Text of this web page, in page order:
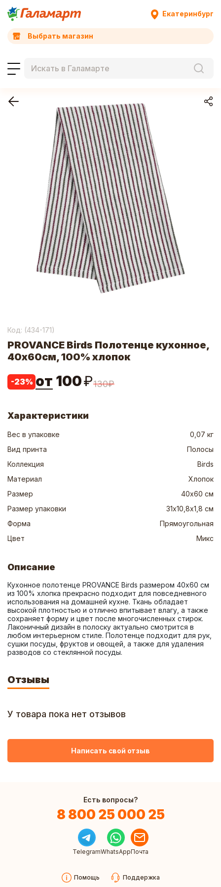
Екатеринбург
Выбрать магазин
Код: (434-171)
PROVANCE Birds Полотенце кухонное,
40х60см, 100% хлопок
-23% от 100₽130₽
Характеристики
Вес в упаковке
0,07 кг
Вид принта
Полосы
Коллекция
Birds
Материал
Хлопок
Размер
40х60 см
Размер упаковки
31х10,8х1,8 см
Форма
Прямоугольная
Цвет
Микс
Описание
Кухонное полотенце PROVANCE Birds размером 40х60 см
из 100% хлопка прекрасно подходит для повседневного
использования на домашней кухне. Ткань обладает
высокой плотностью и отлично впитывает влагу, а также
сохраняет форму и цвет после многочисленных стирок.
Лаконичный дизайн в полоску актуально смотрится в
любом интерьерном стиле. Полотенце подходит для рук,
сушки посуды, фруктов и овощей, а также для удаления
разводов со стеклянной посуды.
Отзывы
У товара пока нет отзывов
Написать свой отзыв
Есть вопросы?
8 800 25 000 25
TelegramWhatsAppПочта
Помощь Поддержка